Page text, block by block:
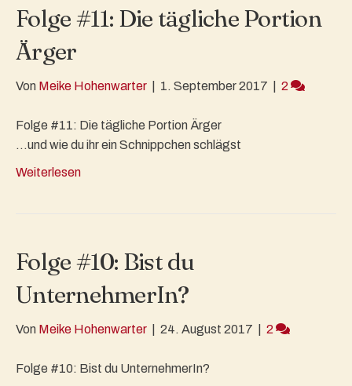
Folge #11: Die tägliche Portion
Ärger
Von Meike Hohenwarter 1. September 2017 2
Folge #11: Die tägliche Portion Ärger
…und wie du ihr ein Schnippchen schlägst
Weiterlesen
Folge #10: Bist du
UnternehmerIn?
Von Meike Hohenwarter 24. August 2017 2
Folge #10: Bist du UnternehmerIn?